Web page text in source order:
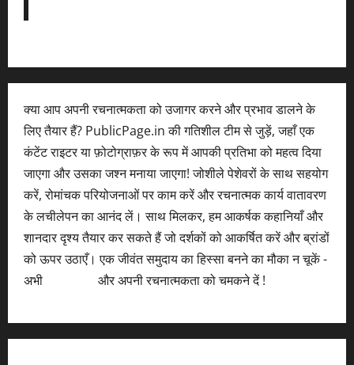
क्या आप अपनी रचनात्मकता को उजागर करने और प्रभाव डालने के
लिए तैयार हैं? PublicPage.in की गतिशील टीम से जुड़ें, जहाँ एक
कंटेंट राइटर या फ़ोटोग्राफ़र के रूप में आपकी प्रतिभा को महत्व दिया
जाएगा और उसका जश्न मनाया जाएगा! जोशीले पेशेवरों के साथ सहयोग
करें, रोमांचक परियोजनाओं पर काम करें और रचनात्मक कार्य वातावरण
के लचीलेपन का आनंद लें। साथ मिलकर, हम आकर्षक कहानियाँ और
शानदार दृश्य तैयार कर सकते हैं जो दर्शकों को आकर्षित करें और ब्रांडों
को ऊपर उठाएँ। एक जीवंत समुदाय का हिस्सा बनने का मौका न चूकें -
अभी
और अपनी रचनात्मकता को चमकने दें !